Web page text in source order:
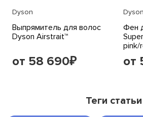
Dyson
Выпрямитель для волос
Dyson Airstrait™
от 58 690₽
Dyson
Фен
pink/
от
Теги статьи